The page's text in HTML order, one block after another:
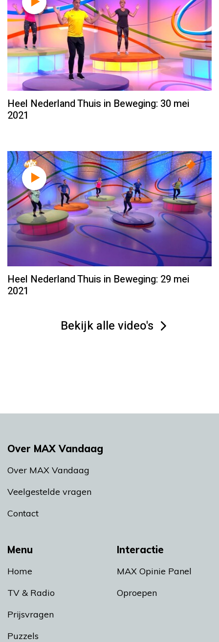
Heel Nederland Thuis in Beweging: 30 mei
2021
Heel Nederland Thuis in Beweging: 29 mei
2021
Bekijk alle video's
Menu
Home
TV & Radio
Prijsvragen
Puzzels
Interactie
MAX Opinie Panel
Oproepen
Over MAX Vandaag
Over MAX Vandaag
Veelgestelde vragen
Contact